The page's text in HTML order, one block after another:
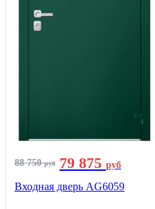
88 750руб 79 875 руб
Входная дверь AG6059